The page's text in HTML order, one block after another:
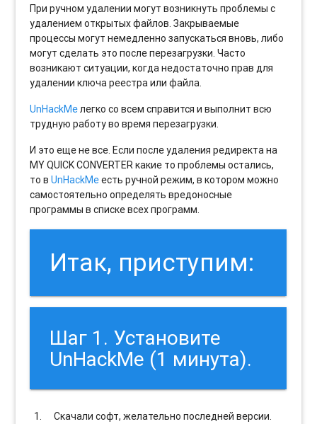
При ручном удалении могут возникнуть проблемы с
удалением открытых файлов. Закрываемые
процессы могут немедленно запускаться вновь, либо
могут сделать это после перезагрузки. Часто
возникают ситуации, когда недостаточно прав для
удалении ключа реестра или файла.
UnHackMeлегко со всем справится и выполнит всю
трудную работу во время перезагрузки.
И это еще не все. Если после удаления редиректа на
MY QUICK CONVERTER какие то проблемы остались,
то вUnHackMeесть ручной режим, в котором можно
самостоятельно определять вредоносные
программы в списке всех программ.
Итак, приступим:
Шаг 1. Установите
UnHackMe (1 минута).
Скачали софт, желательно последней версии.